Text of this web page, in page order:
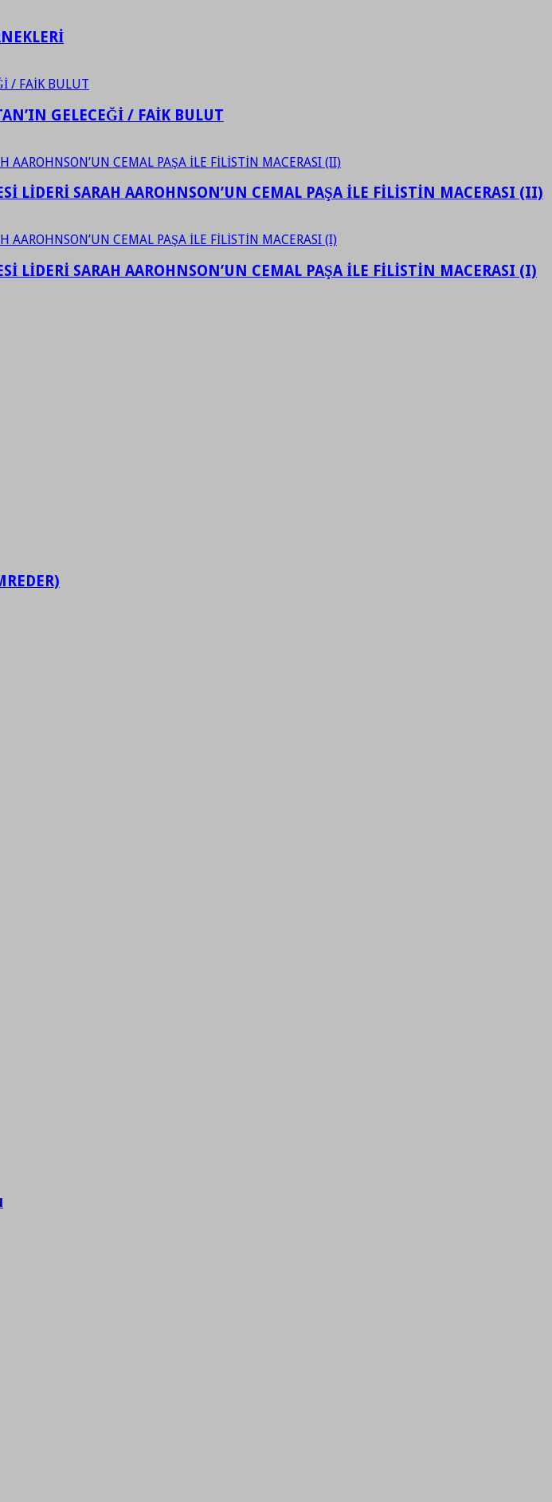
GELECEĞİ / FAİK BULUT
LİDERİ SARAH AAROHNSON’UN CEMAL PAŞA İLE FİLİSTİN MACERASI (II)
LİDERİ SARAH AAROHNSON’UN CEMAL PAŞA İLE FİLİSTİN MACERASI (I)